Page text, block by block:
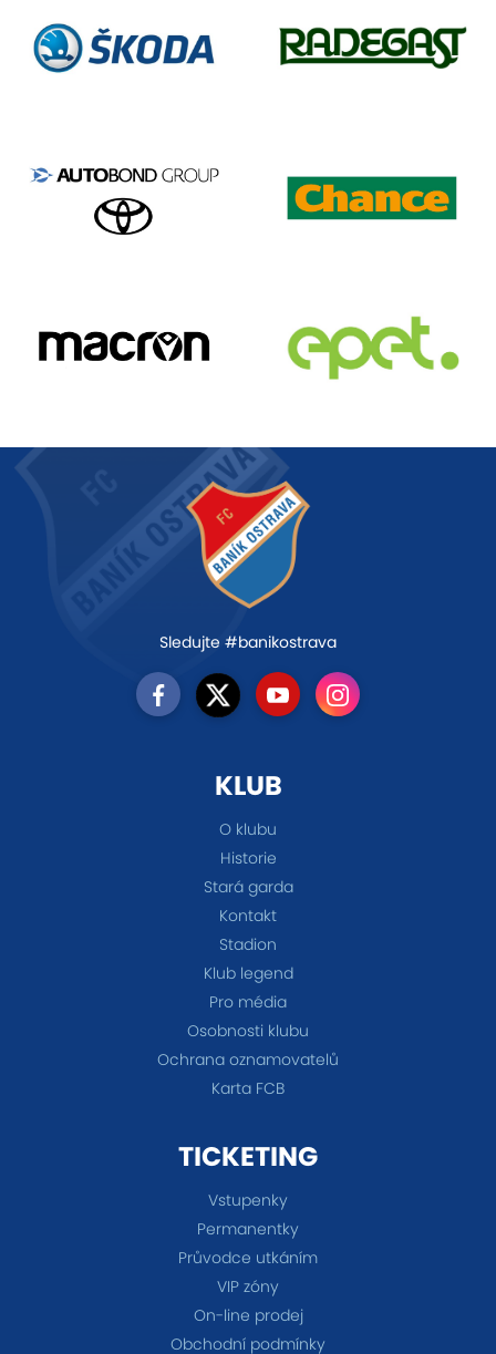
Sledujte #banikostrava
KLUB
O klubu
Historie
Stará garda
Kontakt
Stadion
Klub legend
Pro média
Osobnosti klubu
Ochrana oznamovatelů
Karta FCB
TICKETING
Vstupenky
Permanentky
Průvodce utkáním
VIP zóny
On-line prodej
Obchodní podmínky